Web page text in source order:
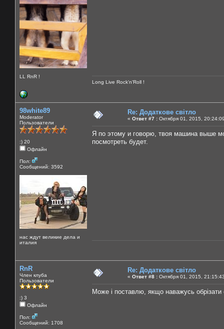
LL RnR !
Long Live Rock'n'Roll !
98white89
Moderator
Пользователи
:) 20
Офлайн
Пол:
Сообщений: 3592
нас ждут великие дела и
италия
Re: Додаткове світло
« Ответ #7 : Октября 01, 2015,
Я по этому и говорю, твоя машина выше
посмотреть будет.
RnR
Член клуба
Пользователи
:) 3
Офлайн
Пол:
Сообщений: 1708
Re: Додаткове світло
« Ответ #8 : Октября 01, 2015,
Може і поставлю, якщо наважусь обрізати